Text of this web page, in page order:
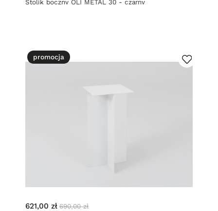
Stolik boczny OLI METAL 30 - czarny
621,00 zł 690,00 zł
promocja